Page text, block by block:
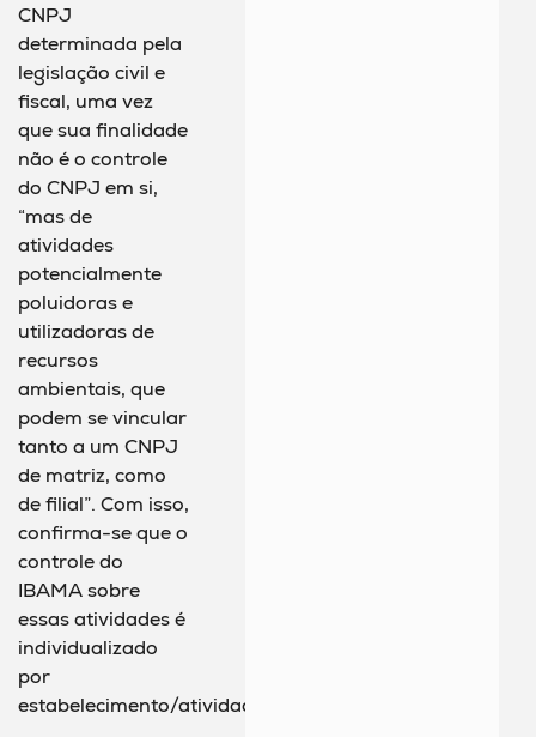
CNPJ
determinada pela
legislação civil e
fiscal, uma vez
que sua finalidade
não é o controle
do CNPJ em si,
“mas de
atividades
potencialmente
poluidoras e
utilizadoras de
recursos
ambientais, que
podem se vincular
tanto a um CNPJ
de matriz, como
de filial”. Com isso,
confirma-se que o
controle do
IBAMA sobre
essas atividades é
individualizado
por
estabelecimento/atividade.